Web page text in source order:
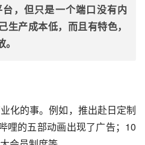
，但只是一个端口没有内
生产成本低，而且有特色，
化的事。例如，推出赴日定制
哩的五部动画出现了广告；10